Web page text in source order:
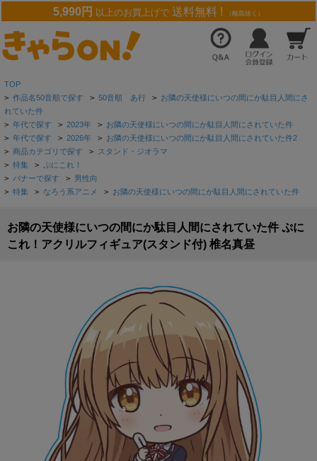
5,990円 以上のお買上げで 送料無料 ! （離島除く）
TOP
> 作品名50音順で探す > 50音順 あ行 > お隣の天使様にいつの間にか駄目人間にさ
れていた件
> 年代で探す > 2023年 > お隣の天使様にいつの間にか駄目人間にされていた件
> 年代で探す > 2026年 > お隣の天使様にいつの間にか駄目人間にされていた件2
> 商品カテゴリで探す > スタンド・ジオラマ
> 特集 > ぷにこれ！
> バナーで探す > 男性向
> 特集 > なろう系アニメ > お隣の天使様にいつの間にか駄目人間にされていた件
お隣の天使様にいつの間にか駄目人間にされていた件 ぷに
これ！アクリルフィギュア(スタンド付) 椎名真昼